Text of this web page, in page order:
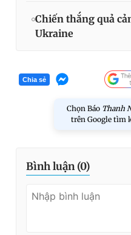
Chiến thắng quả
Ukraine
Chia sẻ
Chọn Báo Thanh
trên Google tìm
Bình luận (0)